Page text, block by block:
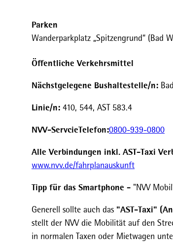
Parken
Wanderparkplatz „Spitzengrund“ (Bad
Öffentliche Verkehrsmittel
Nächstgelegene Bushaltestelle/n:
Linie/n: 410, 544, AST 583.4
NVV-ServcieTelefon:0800-939-0800
Alle Verbindungen inkl. AST-Taxi
www.nvv.de/fahrplanauskunft
Tipp für das Smartphone - "NVV
Generell sollte auch das "AST-Taxi"
stellt der NVV die Mobilität auf den
in normalen Taxen oder Mietwagen